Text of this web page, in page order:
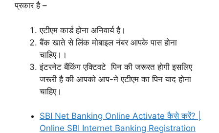
प्रकार है –
एटीएम कार्ड होना अनिवार्य है।
बैंक खाते से लिंक मोबाइल नंबर आपके पास होना
चाहिए।।
इंटरनेट बैंकिंग एक्टिवटे पिन की जरूरत होगी इसलिए
जरूरी है की आपको आप-ने एटीएम का पिन याद होना
चाहिए।
SBI Net Banking Online Activate कैसे करें? |
Online SBI Internet Banking Registration